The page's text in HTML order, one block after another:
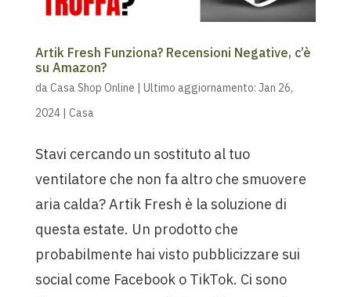
Artik Fresh Funziona? Recensioni Negative, c’è
su Amazon?
daCasa Shop Online | Ultimo aggiornamento: Jan 26,
2024| Casa
Stavi cercando un sostituto al tuo
ventilatore che non fa altro che smuovere
aria calda? Artik Fresh è la soluzione di
questa estate. Un prodotto che
probabilmente hai visto pubblicizzare sui
social come Facebook o TikTok. Ci sono